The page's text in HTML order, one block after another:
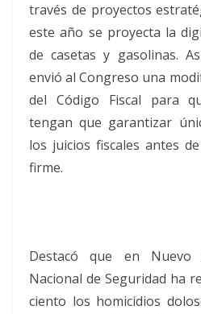
través de proyectos
este año se proyecta la
de casetas y gasolinas.
envió al Congreso una
del Código Fiscal para
tengan que garantizar
los juicios fiscales antes
firme.
Destacó que en Nuevo
Nacional de Seguridad ha
ciento los homicidios